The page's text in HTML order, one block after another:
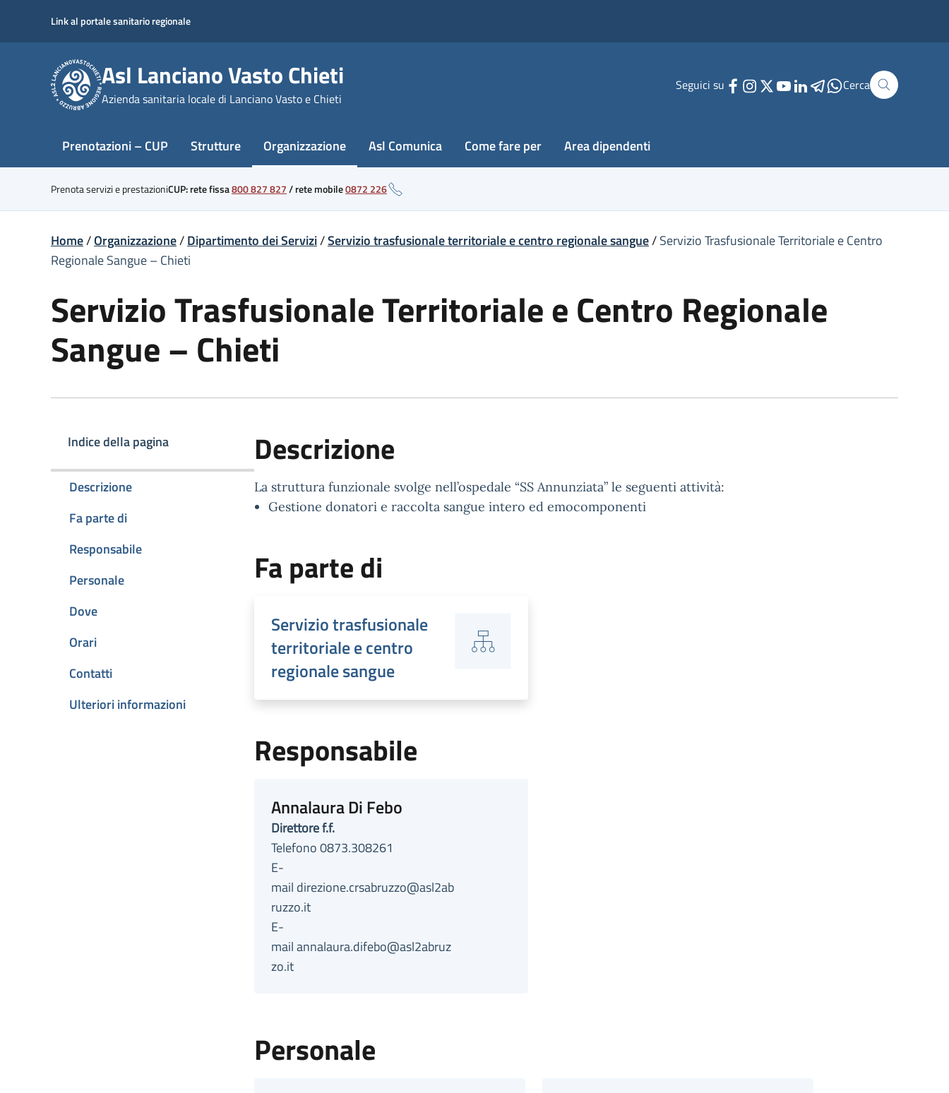
content
Link al portale sanitario regionale
Asl Lanciano Vasto Chieti
Azienda sanitaria locale di Lanciano Vasto e Chieti
Seguici su Cerca
Prenotazioni – CUP Strutture Organizzazione Asl Comunica Come fare per Area dipendenti
Prenota servizi e prestazioniCUP: rete fissa800 827 827/rete mobile0872 226
Home/Organizzazione/Dipartimento dei Servizi/Servizio trasfusionale territoriale e centro regionale sangue/Servizio Trasfusionale Territoriale e Centro
Regionale Sangue – Chieti
Servizio Trasfusionale Territoriale e Centro Regionale
Sangue – Chieti
Indice della pagina
Descrizione
Fa parte di
Responsabile
Personale
Dove
Orari
Contatti
Ulteriori informazioni
Descrizione
La struttura funzionale svolge nell’ospedale “SS Annunziata” le seguenti attività:
Gestione donatori e raccolta sangue intero ed emocomponenti
Fa parte di
Servizio trasfusionale
territoriale e centro
regionale sangue
Responsabile
Annalaura Di Febo
Direttore f.f.
Telefono 0873.308261
E-
mail direzione.crsabruzzo@asl2ab
ruzzo.it
E-
mail annalaura.difebo@asl2abruz
zo.it
Personale